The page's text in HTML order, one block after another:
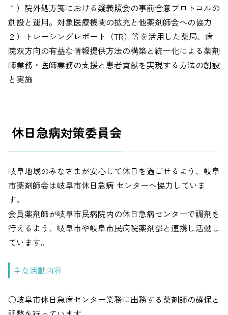
１）院外処方箋における疑義照会の事前合意プロトコルの
創設と運用。対象医療機関の拡充と他薬剤師会への協力
２）トレーシングレポート（TR）等を活用した薬局、病
院双方向の有益な情報提供方法の構築と統一化による薬剤
師業務・医師業務の支援と患者貢献を実現する方法の創設
と実施
休日急病対策委員会
岐阜地域のみなさまが安心して休日を過ごせるよう、岐阜
市薬剤師会は岐阜市休日急病 センターへ協力していま
す。
会員薬剤師が岐阜市民病院内の休日急病センターで調剤を
行えるよう、岐阜市や岐阜市民病院薬剤部と連携し活動し
ています。
主な活動内容
○岐阜市休日急病センター業務に出務する薬剤師の確保と